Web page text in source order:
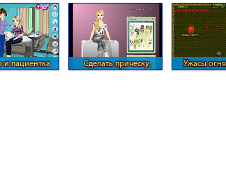
и пациентка
Сделать прическу,
Ужасы